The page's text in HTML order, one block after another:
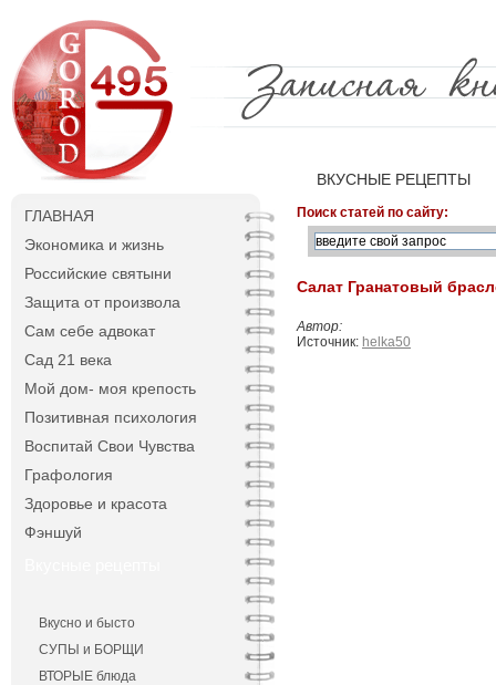
ГЛАВНАЯ
Экономика и жизнь
Российские святыни
Защита от произвола
Сам себе адвокат
Сад 21 века
Мой дом- моя крепость
Позитивная психология
Воспитай Свои Чувства
Графология
Здоровье и красота
Фэншуй
Вкусно и бысто
СУПЫ и БОРЩИ
ВТОРЫЕ блюда
ВКУСНЫЕ РЕЦЕПТЫ
Поиск статей по сайту:
Салат Гранатовый
Автор:
Источник: helka50